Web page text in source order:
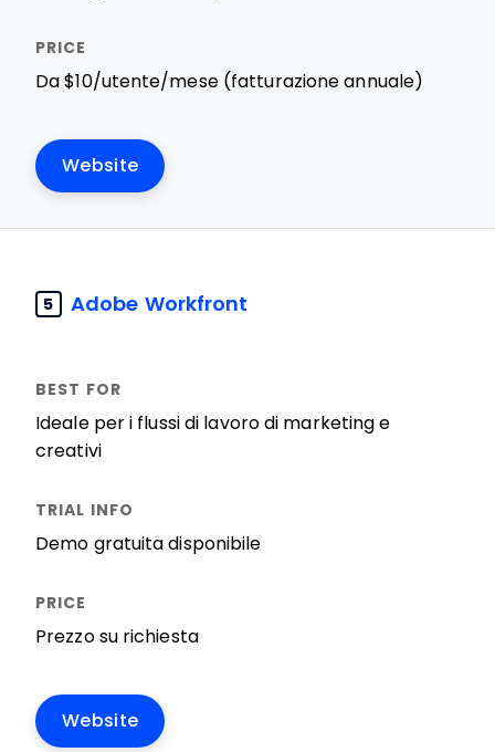
Da $10/utente/mese (fatturazione annuale)
Website
5 Adobe Workfront
Ideale per i flussi di lavoro di marketing e
creativi
Demo gratuita disponibile
Prezzo su richiesta
Website